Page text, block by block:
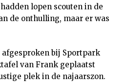
lopen scouten in de
de onthulling, maar er was
afgesproken bij Sportpark
van Frank geplaatst
plek in de najaarszon.